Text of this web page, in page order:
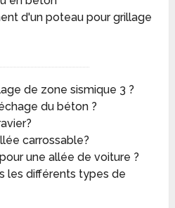
d'un poteau pour grillage
de zone sismique 3 ?
du béton ?
carrossable?
une allée de voiture ?
les différents types de